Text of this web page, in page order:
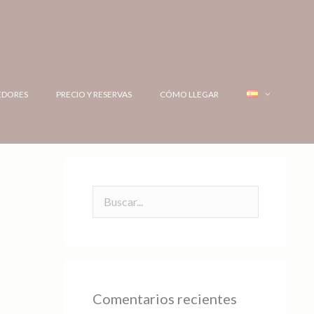
PRECIO Y RESERVAS CÓMO LLEGAR
Comentarios recientes